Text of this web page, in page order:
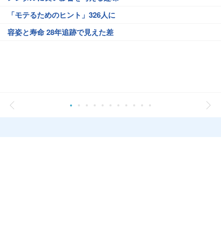
「モテるためのヒント」326人に
容姿と寿命 28年追跡で見えた差